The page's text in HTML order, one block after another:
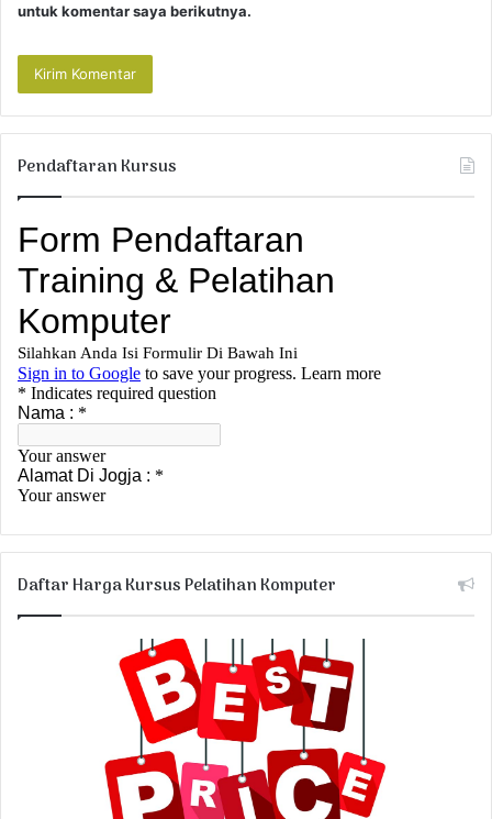
untuk komentar saya berikutnya.
Pendaftaran Kursus
Daftar Harga Kursus Pelatihan Komputer